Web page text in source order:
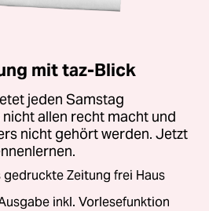
mit taz-Blick
jeden Samstag
allen recht macht und
nicht gehört werden. Jetzt
Zeitung frei Haus
inkl. Vorlesefunktion